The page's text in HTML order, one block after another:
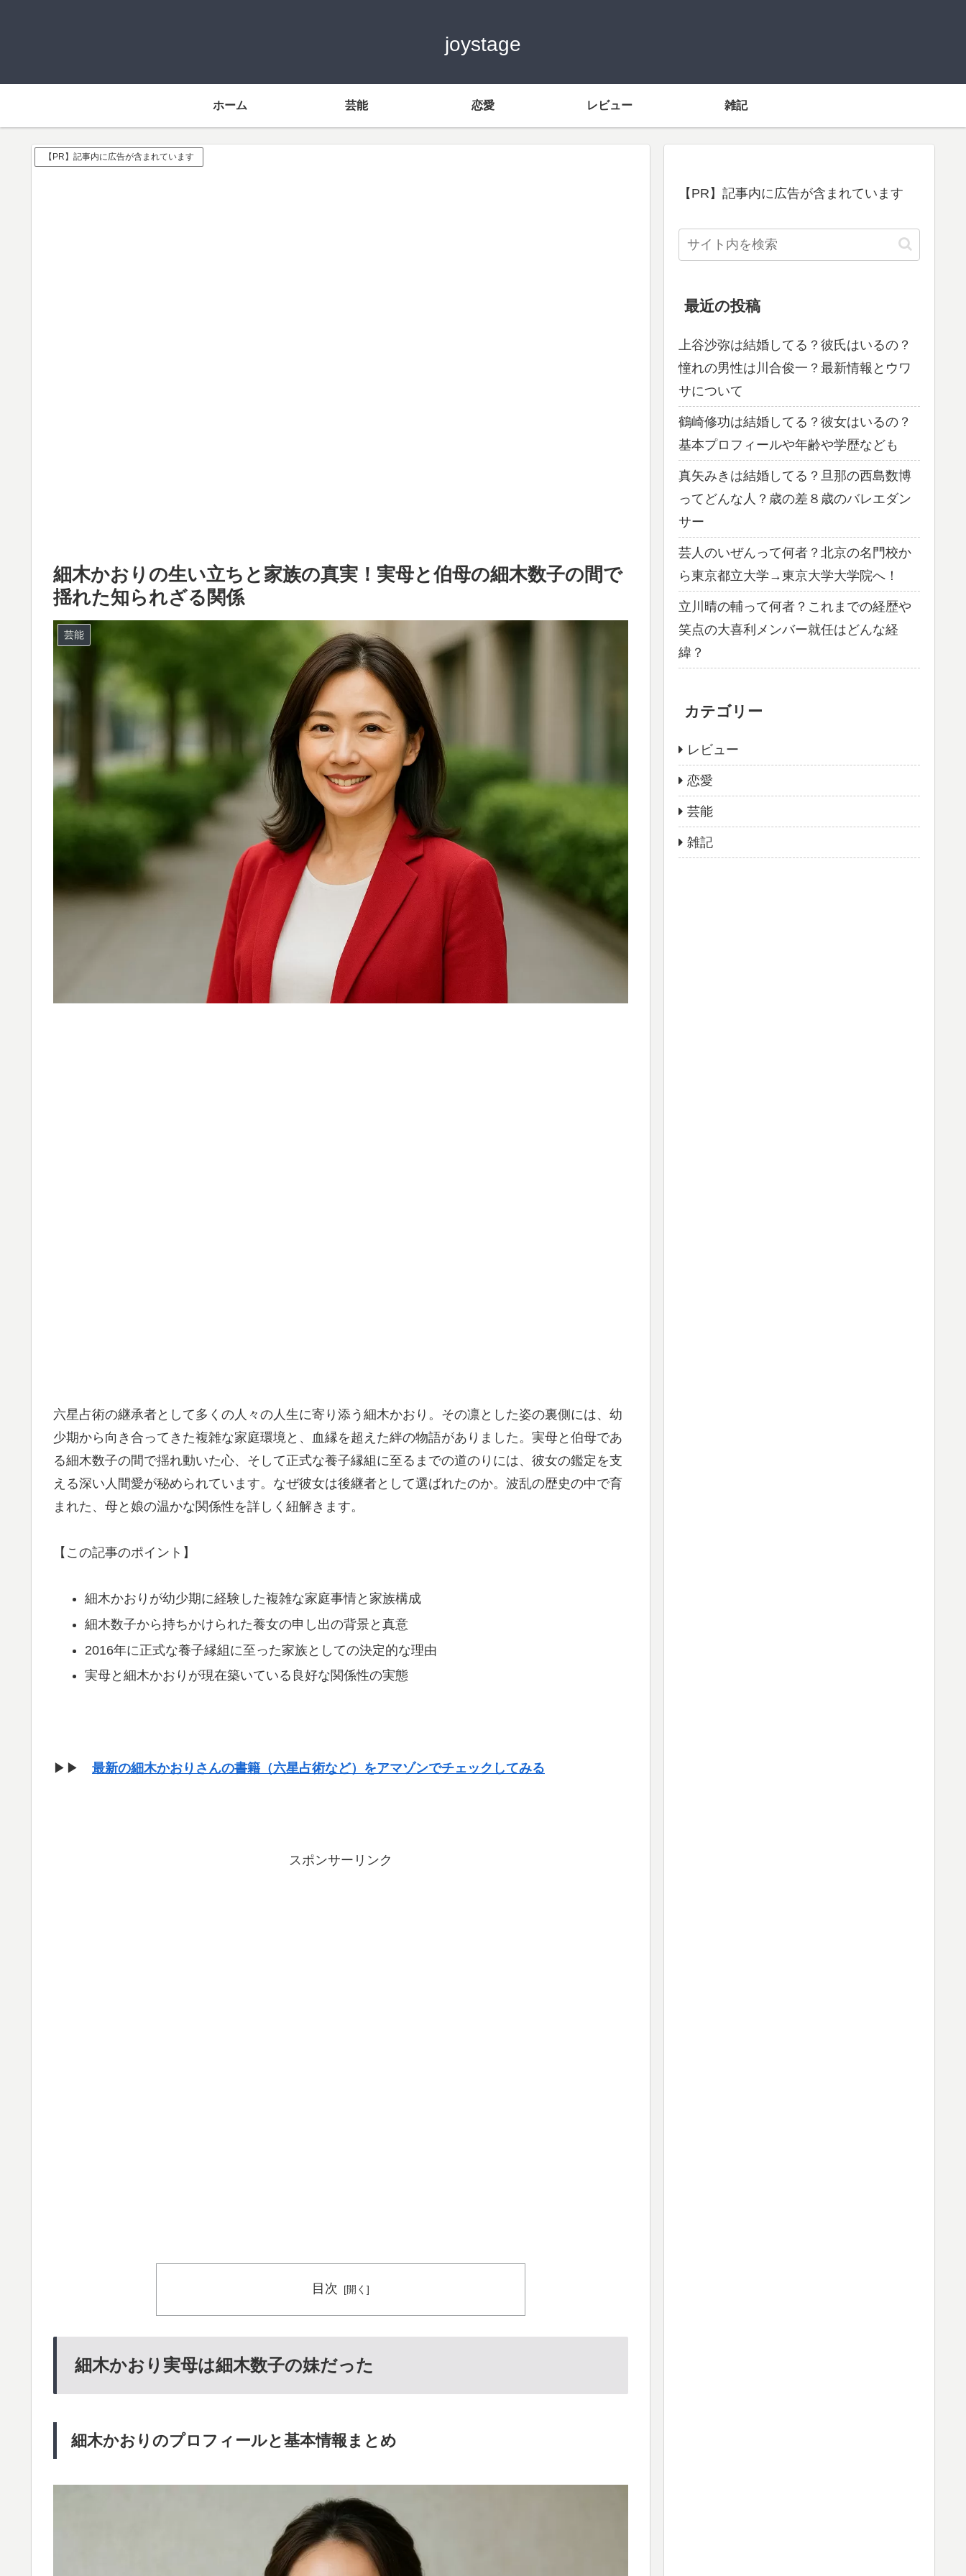
joystage
ホーム 芸能 恋愛 レビュー 雑記
【PR】記事内に広告が含まれています
細木かおりの生い立ちと家族の真実！実母と伯母の細木数子の間で
揺れた知られざる関係
芸能
六星占術の継承者として多くの人々の人生に寄り添う細木かおり。その凛とした姿の裏側には、幼
少期から向き合ってきた複雑な家庭環境と、血縁を超えた絆の物語がありました。実母と伯母であ
る細木数子の間で揺れ動いた心、そして正式な養子縁組に至るまでの道のりには、彼女の鑑定を支
える深い人間愛が秘められています。なぜ彼女は後継者として選ばれたのか。波乱の歴史の中で育
まれた、母と娘の温かな関係性を詳しく紐解きます。
【この記事のポイント】
細木かおりが幼少期に経験した複雑な家庭事情と家族構成
細木数子から持ちかけられた養女の申し出の背景と真意
2016年に正式な養子縁組に至った家族としての決定的な理由
実母と細木かおりが現在築いている良好な関係性の実態
▶▶ 最新の細木かおりさんの書籍（六星占術など）をアマゾンでチェックしてみる
スポンサーリンク
目次
細木かおり実母は細木数子の妹だった
細木かおりのプロフィールと基本情報まとめ
【PR】記事内に広告が含まれています
最近の投稿
上谷沙弥は結婚してる？彼氏はいるの？
憧れの男性は川合俊一？最新情報とウワ
サについて
鶴崎修功は結婚してる？彼女はいるの？
基本プロフィールや年齢や学歴なども
真矢みきは結婚してる？旦那の西島数博
ってどんな人？歳の差８歳のバレエダン
サー
芸人のいぜんって何者？北京の名門校か
ら東京都立大学→東京大学大学院へ！
立川晴の輔って何者？これまでの経歴や
笑点の大喜利メンバー就任はどんな経
緯？
カテゴリー
レビュー
恋愛
芸能
雑記